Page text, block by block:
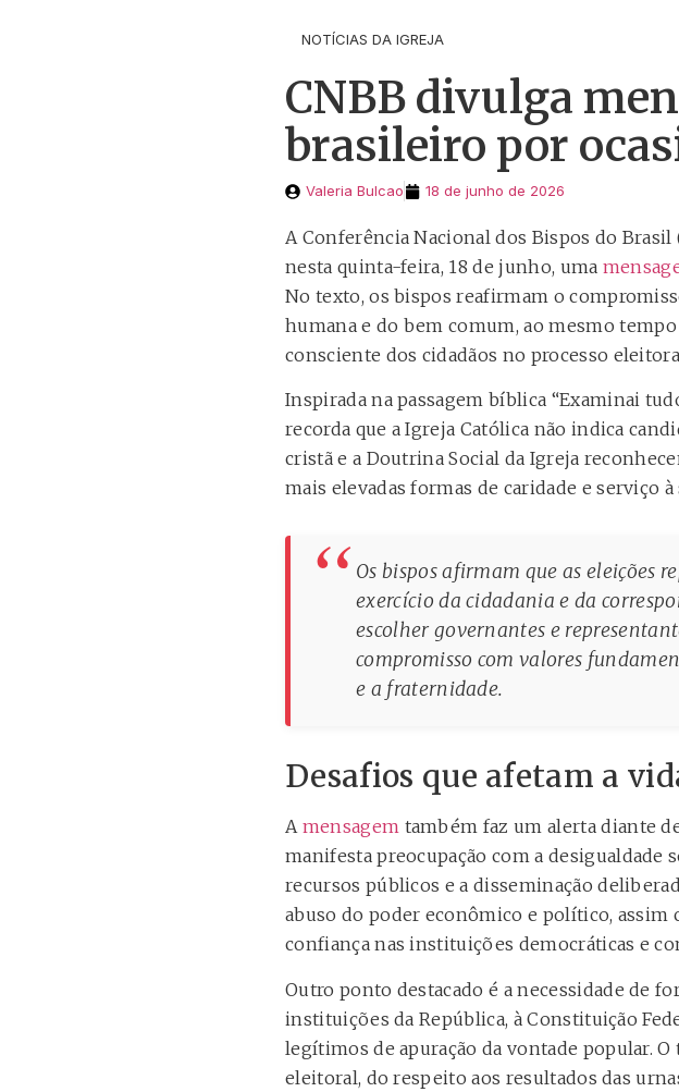
NOTÍCIAS DA IGREJA
CNBB divulga
brasileiro por
Valeria Bulcao 18 de junho de 2026
A Conferência Nacional dos Bispos do
nesta quinta-feira, 18 de junho, uma
No texto, os bispos reafirmam o
humana e do bem comum, ao mesmo
consciente dos cidadãos no processo
Inspirada na passagem bíblica “Examinai
recorda que a Igreja Católica não indica
cristã e a Doutrina Social da Igreja
mais elevadas formas de caridade e serviço à
Os bispos afirmam que as eleições
exercício da cidadania e da
escolher governantes e
compromisso com valores
e a fraternidade.
Desafios que afetam a
A mensagem também faz um alerta diante
manifesta preocupação com a desigualdade
recursos públicos e a disseminação
abuso do poder econômico e político,
confiança nas instituições democráticas e
Outro ponto destacado é a necessidade de
instituições da República, à Constituição
legítimos de apuração da vontade popular.
eleitoral, do respeito aos resultados das